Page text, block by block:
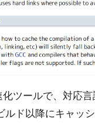
ツールで、対応
ド以降にキャッ